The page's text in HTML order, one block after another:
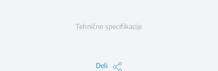
Tehnične specifikacije
Deli